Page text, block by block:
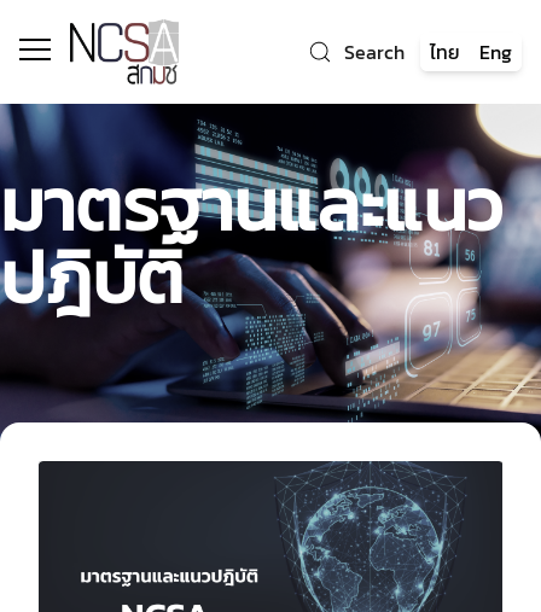
Search ไทย Eng
Search
Search
Search Related
ประกาศจัดซื้อจัดจ้าง กิจกรรม
ประชุมลประจำปี
สกมช
มาตรฐานและแนว
ปฎิบัติ